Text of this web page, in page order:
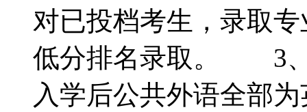
对已投档考生，录取
低分排名录取。 3、
入学后公共外语全部